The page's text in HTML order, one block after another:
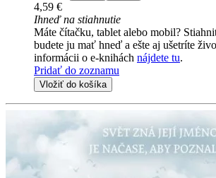
4,59 €
Ihneď na stiahnutie
Máte čítačku, tablet alebo mobil?
budete ju mať hneď a ešte aj ušetríte
informácii o e-knihách nájdete tu.
Pridať do zoznamu
Vložiť do košíka